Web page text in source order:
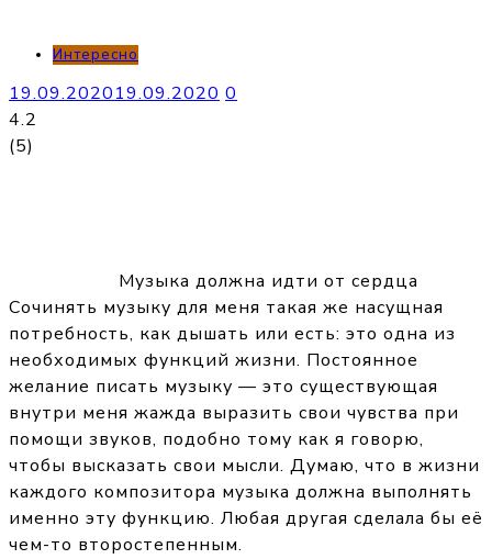
Интересно
19.09.202019.09.2020 0
4.2
(5)
Музыка должна идти от сердца
Сочинять музыку для меня такая же насущная
потребность, как дышать или есть: это одна из
необходимых функций жизни. Постоянное
желание писать музыку — это существующая
внутри меня жажда выразить свои чувства при
помощи звуков, подобно тому как я говорю,
чтобы высказать свои мысли. Думаю, что в жизни
каждого композитора музыка должна выполнять
именно эту функцию. Любая другая сделала бы её
чем-то второстепенным.